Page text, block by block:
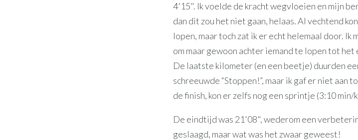
4'15". Ik voelde de kracht wegvloeien en mijn
dan dit zou het niet gaan, helaas. Al vechtend
lopen, maar toch zat ik er echt helemaal door. Ik
om maar gewoon achter iemand te lopen tot
De laatste kilometer (en een beetje) duurden
schreeuwde “Stoppen!”, maar ik gaf er niet aan
de finish, kon er zelfs nog een sprintje (3:10 min/
De eindtijd was 21'08", wederom een
geslaagd, maar wat was het zwaar geweest!